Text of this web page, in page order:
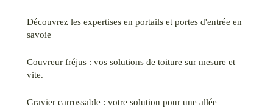
Découvrez les expertises en portails et portes d'entrée en
savoie
Couvreur fréjus : vos solutions de toiture sur mesure et
vite.
Gravier carrossable : votre solution pour une allée